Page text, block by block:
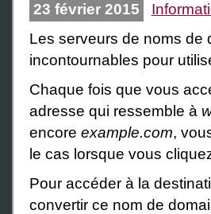
23 février 2015
Les serveurs de noms de
incontournables pour
Chaque fois que vous
adresse qui ressemble à
encore example.com,
le cas lorsque vous
Pour accéder à la
convertir ce nom de